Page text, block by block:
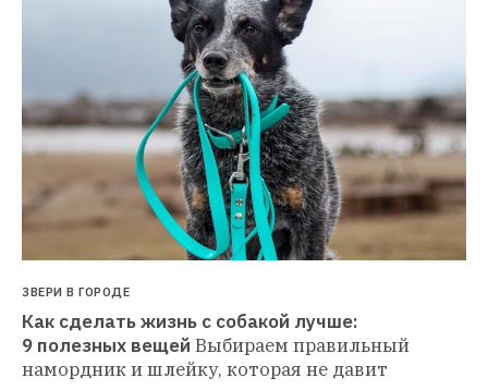
ЗВЕРИ В ГОРОДЕ
Как сделать жизнь с собакой лучше:
9 полезных вещей Выбираем правильный
намордник и шлейку, которая не давит